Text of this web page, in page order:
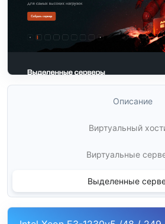
Описание
Виртуальный
Виртуальные
Выделенные